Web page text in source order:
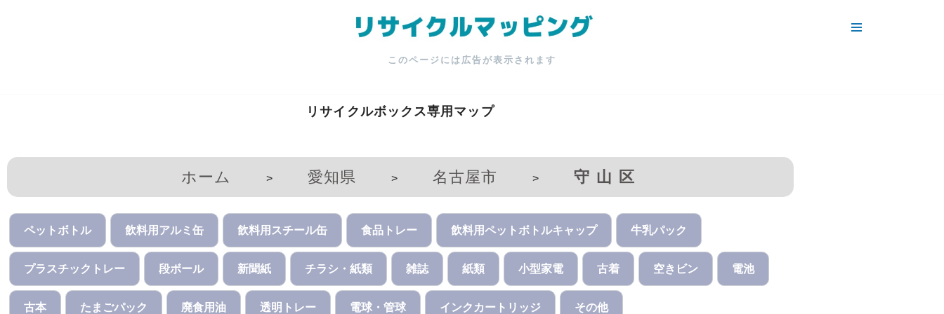
このページには広告が表示されます
リサイクルボックス専用マップ
ホーム > 愛知県 > 名古屋市 > 守山区
ペットボトル 飲料用アルミ缶 飲料用スチール缶 食品トレー 飲料用ペットボトルキャップ 牛乳パック
プラスチックトレー 段ボール 新聞紙 チラシ・紙類 雑誌 紙類 小型家電 古着 空きビン 電池
古本 たまごパック 廃食用油 透明トレー 電球・管球 インクカートリッジ その他